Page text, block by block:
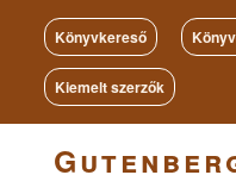
Könyvkereső
Kiemelt szerzők